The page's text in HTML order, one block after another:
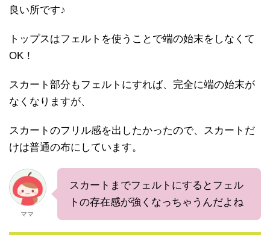
良い所です♪
トップスはフェルトを使うことで端の始末をしなくて
OK！
スカート部分もフェルトにすれば、完全に端の始末が
なくなりますが、
スカートのフリル感を出したかったので、スカートだ
けは普通の布にしています。
ママ
スカートまでフェルトにするとフェル
トの存在感が強くなっちゃうんだよね